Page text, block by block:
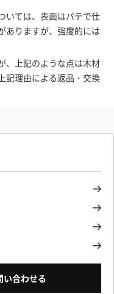
いては、表面はパテで仕
ありますが、強度的には
、上記のような点は木材
記理由による返品・交換
い合わせる